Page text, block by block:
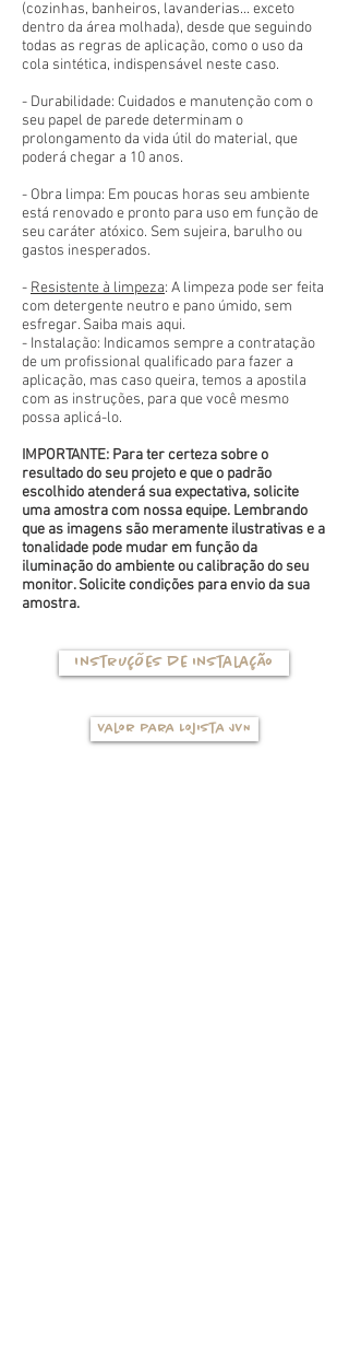
(cozinhas, banheiros, lavanderias... exceto
dentro da área molhada), desde que seguindo
todas as regras de aplicação, como o uso da
cola sintética, indispensável neste caso.
- Durabilidade: Cuidados e manutenção com o
seu papel de parede determinam o
prolongamento da vida útil do material, que
poderá chegar a 10 anos.
- Obra limpa: Em poucas horas seu ambiente
está renovado e pronto para uso em função de
seu caráter atóxico. Sem sujeira, barulho ou
gastos inesperados.
- Resistente à limpeza: A limpeza pode ser feita
com detergente neutro e pano úmido, sem
esfregar. Saiba mais aqui.
- Instalação: Indicamos sempre a contratação
de um profissional qualificado para fazer a
aplicação, mas caso queira, temos a apostila
com as instruções, para que você mesmo
possa aplicá-lo.
IMPORTANTE: Para ter certeza sobre o
resultado do seu projeto e que o padrão
escolhido atenderá sua expectativa, solicite
uma amostra com nossa equipe. Lembrando
que as imagens são meramente ilustrativas e a
tonalidade pode mudar em função da
iluminação do ambiente ou calibração do seu
monitor. Solicite condições para envio da sua
amostra.
Instruções de instalação
Valor para Lojista JVN